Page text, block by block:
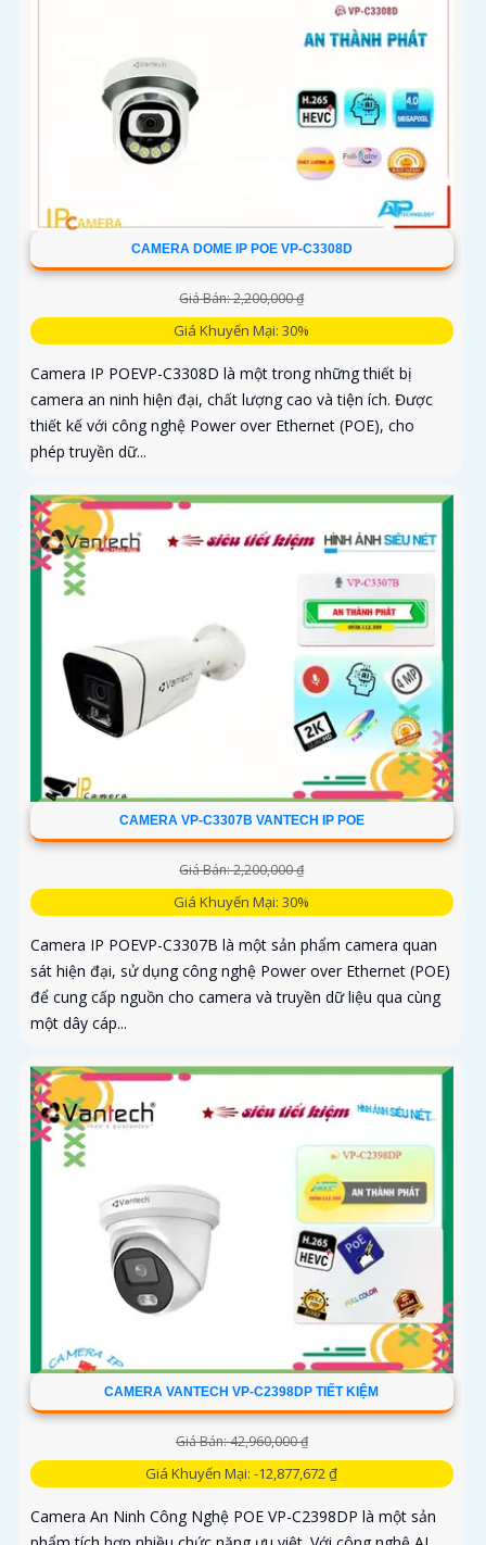
CAMERA DOME IP POE VP-C3308D
Giá Bán: 2,200,000 ₫
Giá Khuyến Mại: 30%
Camera IP POEVP-C3308D là một trong những thiết bị
camera an ninh hiện đại, chất lượng cao và tiện ích. Được
thiết kế với công nghệ Power over Ethernet (POE), cho
phép truyền dữ...
CAMERA VP-C3307B VANTECH IP POE
Giá Bán: 2,200,000 ₫
Giá Khuyến Mại: 30%
Camera IP POEVP-C3307B là một sản phẩm camera quan
sát hiện đại, sử dụng công nghệ Power over Ethernet (POE)
để cung cấp nguồn cho camera và truyền dữ liệu qua cùng
một dây cáp...
CAMERA VANTECH VP-C2398DP TIẾT KIỆM
Giá Bán: 42,960,000 ₫
Giá Khuyến Mại: -12,877,672 ₫
Camera An Ninh Công Nghệ POE VP-C2398DP là một sản